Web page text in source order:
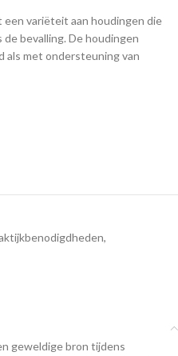
een variëteit aan houdingen die
bevalling. De houdingen
als met ondersteuning van
,
geweldige bron tijdens